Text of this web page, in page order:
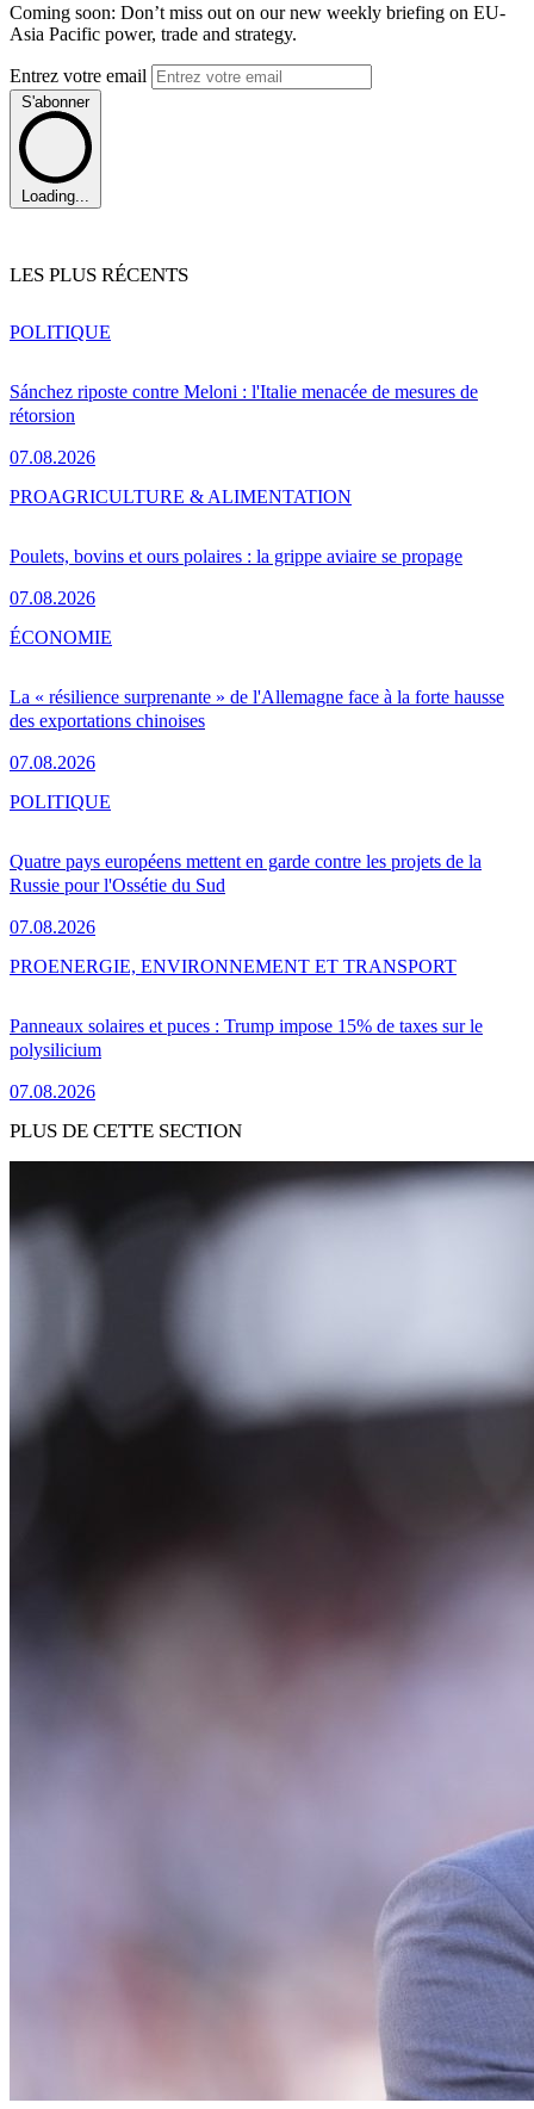
Coming soon: Don’t miss out on our new weekly briefing on EU-
Asia Pacific power, trade and strategy.
Entrez votre email
S'abonner
Loading...
LES PLUS RÉCENTS
Sánchez riposte contre Meloni : l'Italie menacée de mesures de
rétorsion
07.08.2026
POLITIQUE
Poulets, bovins et ours polaires : la grippe aviaire se propage
07.08.2026
PROAGRICULTURE & ALIMENTATION
La « résilience surprenante » de l'Allemagne face à la forte hausse
des exportations chinoises
07.08.2026
ÉCONOMIE
Quatre pays européens mettent en garde contre les projets de la
Russie pour l'Ossétie du Sud
07.08.2026
POLITIQUE
Panneaux solaires et puces : Trump impose 15% de taxes sur le
polysilicium
07.08.2026
PROENERGIE, ENVIRONNEMENT ET TRANSPORT
PLUS DE CETTE SECTION